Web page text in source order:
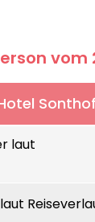
vom
laut